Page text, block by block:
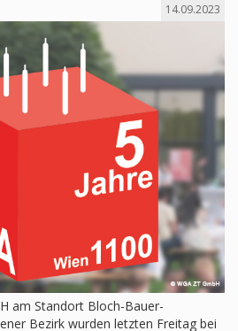
14.09.2023
am Standort Bloch-Bauer-
Bezirk wurden letzten Freitag bei